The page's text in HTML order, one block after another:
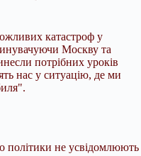
катастроф у
Москву та
потрібних уроків
нас у ситуацію, де ми
політики не усвідомлюють